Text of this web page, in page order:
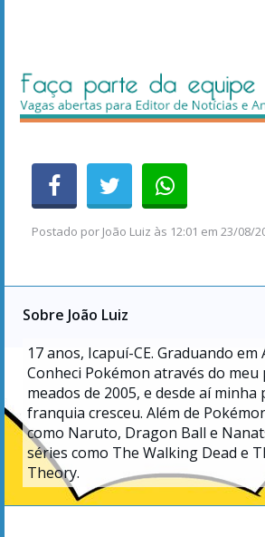
Postado por João Luiz às 12:01 em 23/08/
Sobre João Luiz
17anos, Icapuí-CE. Graduando em
Conheci Pokémon através do meu
meados de 2005, e desde aí minha
franquia cresceu. Além de
como Naruto, Dragon Ball e
séries como The Walking Dead e
Theory.